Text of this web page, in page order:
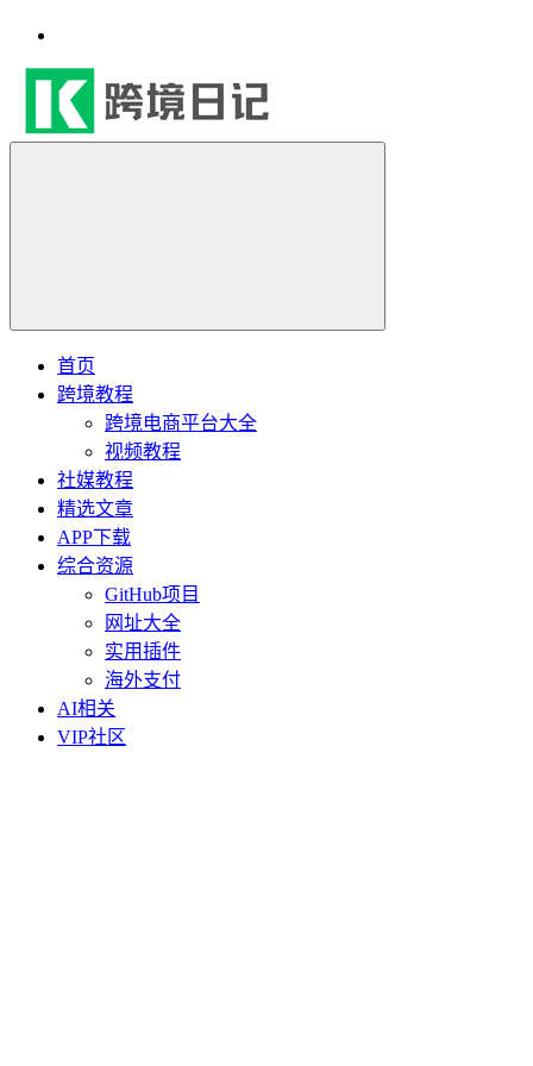
首页
跨境教程
跨境电商平台大全
视频教程
社媒教程
精选文章
APP下载
综合资源
GitHub项目
网址大全
实用插件
海外支付
AI相关
VIP社区